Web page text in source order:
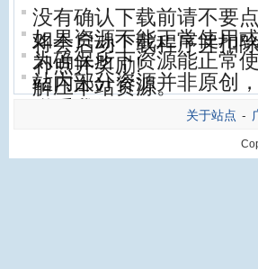
没有确认下载前请不要
将会启动下载程序并扣
如果资源不能正常使用
补点并奖励!
为确保所下资源能正常
解压本站资源。
站内部分资源并非原创
联系我们。
关于站点 -